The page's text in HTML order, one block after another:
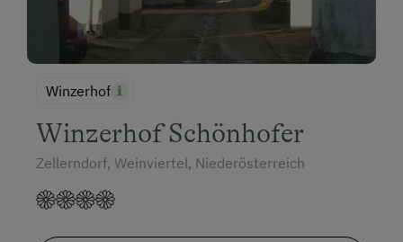
Winzerhof
Winzerhof Schönhofer
Zellerndorf, Weinviertel, Niederösterreich